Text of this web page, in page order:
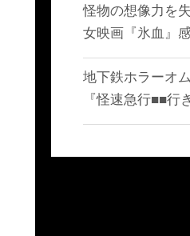
怪物の想像力を
女映画『氷血』
地下鉄ホラーオ
『怪速急行■■行